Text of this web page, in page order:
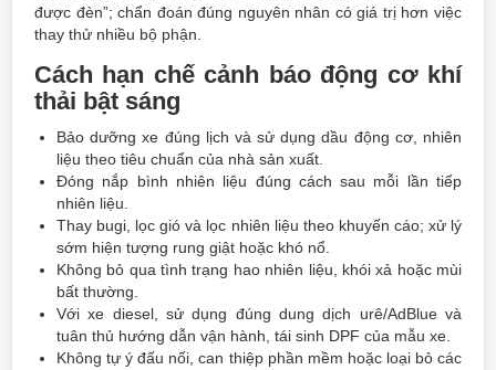
được đèn”; chẩn đoán đúng nguyên nhân có giá trị hơn việc
thay thử nhiều bộ phận.
Cách hạn chế cảnh báo động cơ khí
thải bật sáng
Bảo dưỡng xe đúng lịch và sử dụng dầu động cơ, nhiên
liệu theo tiêu chuẩn của nhà sản xuất.
Đóng nắp bình nhiên liệu đúng cách sau mỗi lần tiếp
nhiên liệu.
Thay bugi, lọc gió và lọc nhiên liệu theo khuyến cáo; xử lý
sớm hiện tượng rung giật hoặc khó nổ.
Không bỏ qua tình trạng hao nhiên liệu, khói xả hoặc mùi
bất thường.
Với xe diesel, sử dụng đúng dung dịch urê/AdBlue và
tuân thủ hướng dẫn vận hành, tái sinh DPF của mẫu xe.
Không tự ý đấu nối, can thiệp phần mềm hoặc loại bỏ các